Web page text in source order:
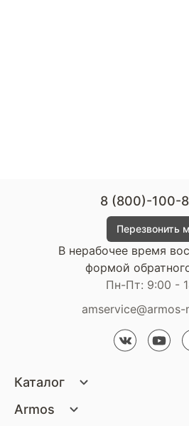
Каталог
Кровати
Armos
8 (800)-100-
Перезвонить
В нерабочее время
формой
Пн-Пт: 9:00 -